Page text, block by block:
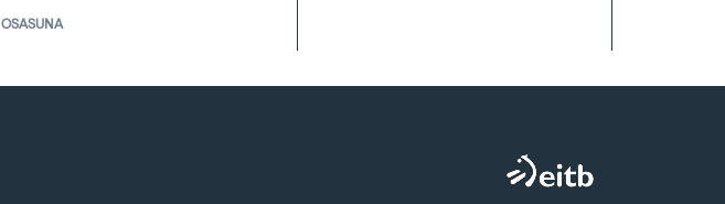
OSASUNA